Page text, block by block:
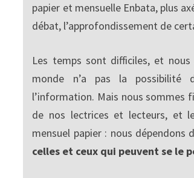
papier et mensuelle Enbata, plus
débat, l’approfondissement de
Les temps sont difficiles, et
monde n’a pas la possibilité
l’information. Mais nous sommes
de nos lectrices et lecteurs, et
mensuel papier : nous dépendons
celles et ceux qui peuvent se le